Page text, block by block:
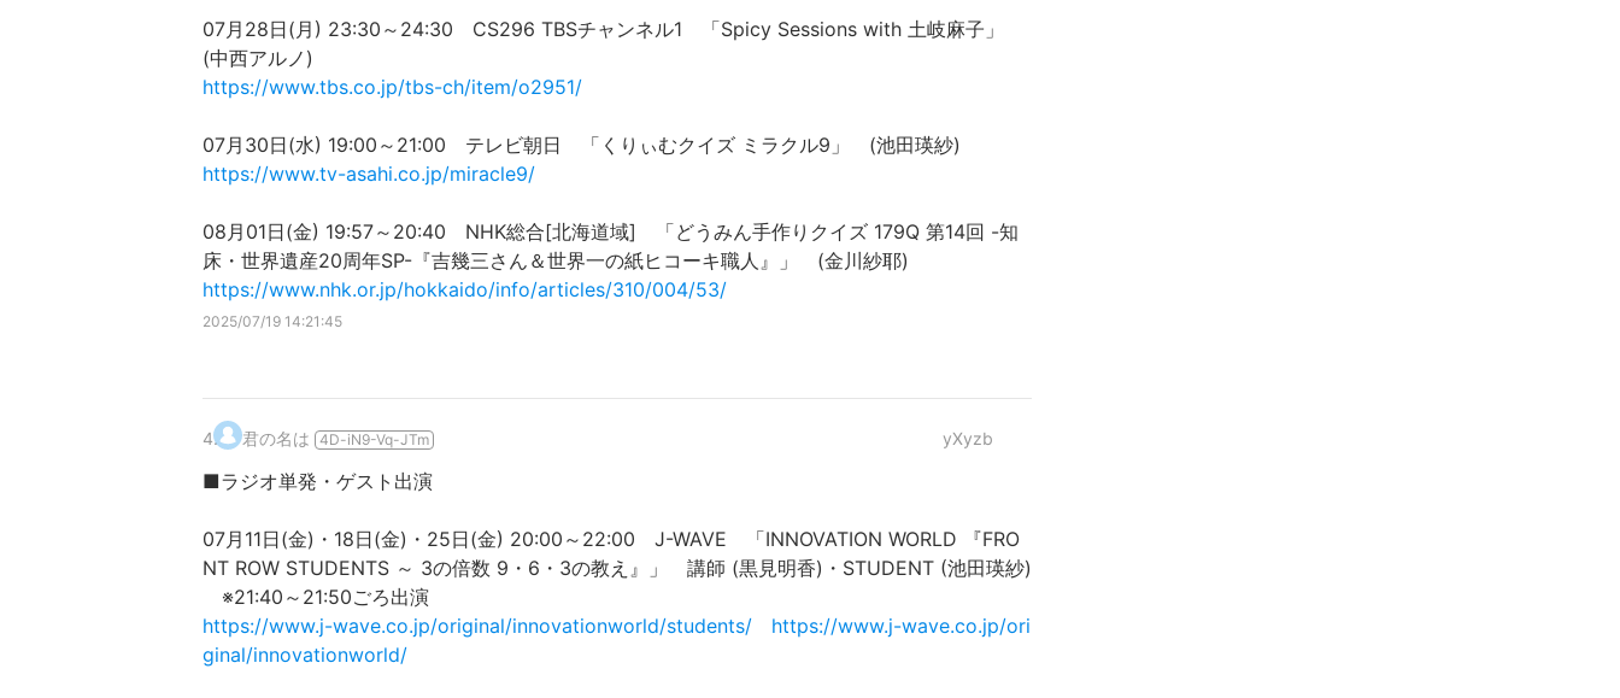
07月28日(月) 23:30～24:30 CS296 TBSチャンネル1 「Spicy Sessions with 土岐麻子」
(中西アルノ)
https://www.tbs.co.jp/tbs-ch/item/o2951/
07月30日(水) 19:00～21:00 テレビ朝日 「くりぃむクイズ ミラクル9」 (池田瑛紗)
https://www.tv-asahi.co.jp/miracle9/
08月01日(金) 19:57～20:40 NHK総合[北海道域] 「どうみん手作りクイズ 179Q 第14回 -知
床・世界遺産20周年SP-『吉幾三さん＆世界一の紙ヒコーキ職人』」 (金川紗耶)
https://www.nhk.or.jp/hokkaido/info/articles/310/004/53/
2025/07/19 14:21:45
4. 君の名は 4D-iN9-Vq-JTm yXyzb
■ラジオ単発・ゲスト出演
07月11日(金)・18日(金)・25日(金) 20:00～22:00 J-WAVE 「INNOVATION WORLD 『FRO
NT ROW STUDENTS ～ 3の倍数 9・6・3の教え』」 講師 (黒見明香)・STUDENT (池田瑛紗)
※21:40～21:50ごろ出演
https://www.j-wave.co.jp/original/innovationworld/students/
https://www.j-wave.co.jp/ori
ginal/innovationworld/